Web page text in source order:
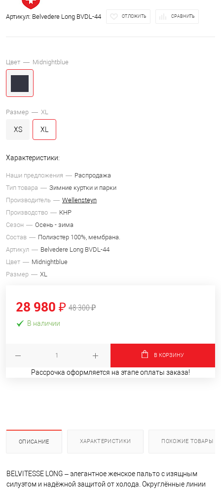
Артикул: Belvedere Long BVDL-44 ОТЛОЖИТЬ СРАВНИТЬ
Цвет — Midnightblue
Размер — XL
XS XL
Характеристики:
Наши предложения
Распродажа
Тип товара
Зимние куртки и парки
Производитель
Wellensteyn
Производство
КНР
Сезон
Осень - зима
Состав
Полиэстер 100%, мембрана.
Артикул
Belvedere Long BVDL-44
Цвет
Midnightblue
Размер
XL
28 980 ₽ 48 300 ₽
В наличии
В КОРЗИНУ
Рассрочка оформляется на этапе оплаты заказа!
ОПИСАНИЕ ХАРАКТЕРИСТИКИ ПОХОЖИЕ ТОВАРЫ
BELVITESSE LONG – элегантное женское пальто c изящным
силуэтом и надёжной защитой от холода. Округлённые линии